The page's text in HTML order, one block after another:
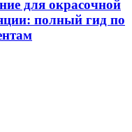
для окрасочной
полный гид по